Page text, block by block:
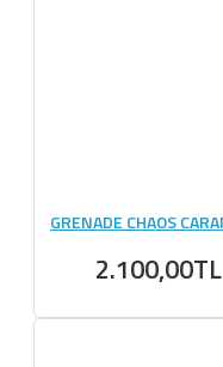
2.100,00TL